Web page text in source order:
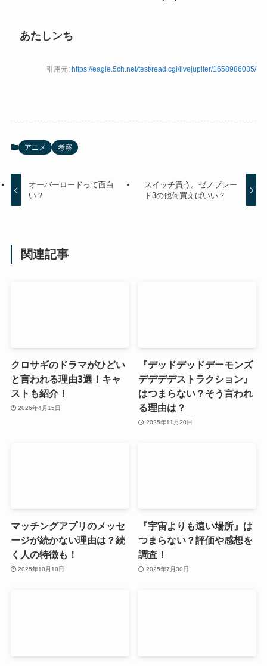
あたしンち
引用元: https://eagle.5ch.net/test/read.cgi/livejupiter/1658986035/
アニメ 考察
オーバーロードって面白
い？
スイッチ買う。ゼノブレー
ド3の他何買えばいい？
関連記事
クロサギのドラマがひどい
と言われる理由3選！キャ
ストも紹介！
2026年4月15日
『デッドデッドデーモンズ
デデデデストラクション』
はつまらない？そう言われ
る理由は？
2025年11月20日
マッチングアプリのメッセ
ージが続かない理由は？続
く人の特徴も！
2025年10月10日
『宇宙よりも遠い場所』は
つまらない？評価や感想を
調査！
2025年7月30日